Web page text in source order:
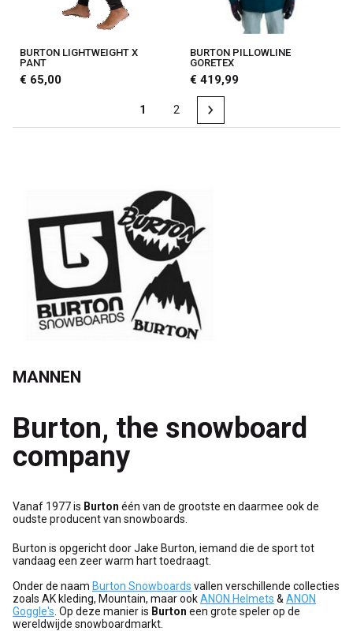
BURTON LIGHTWEIGHT X
PANT
€ 65,00
BURTON PILLOWLINE
GORETEX
€ 419,99
1 2
MANNEN
Burton, the snowboard
company
Vanaf 1977 is Burton één van de grootste en daarmee ook de
oudste producent van snowboards.
Burton is opgericht door Jake Burton, iemand die de sport tot
vandaag een zeer warm hart toedraagt.
Onder de naam Burton Snowboards vallen verschillende collecties
zoals AK kleding, Mountain, maar ookANON Helmets & ANON
Goggle's . Op deze manier is Burton een grote speler op de
wereldwijde snowboardmarkt.